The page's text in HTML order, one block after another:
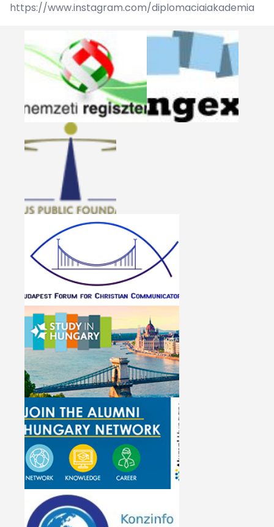
https://www.instagram.com/diplomaciaiakademia